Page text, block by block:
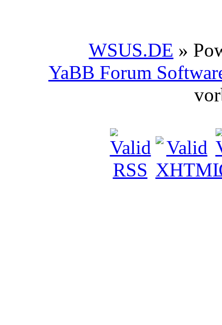
WSUS.DE »
YaBB Forum